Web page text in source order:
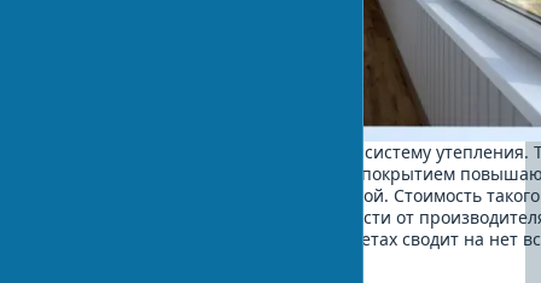
Качественное остекление дополняет систему утепления.
стеклопакеты с энергосберегающим покрытием
температуру на балконе на 6-8°C зимой. Стоимость
составляет $150-300 за м² в зависимости от
известно, что экономия на стеклопакетах сводит на нет